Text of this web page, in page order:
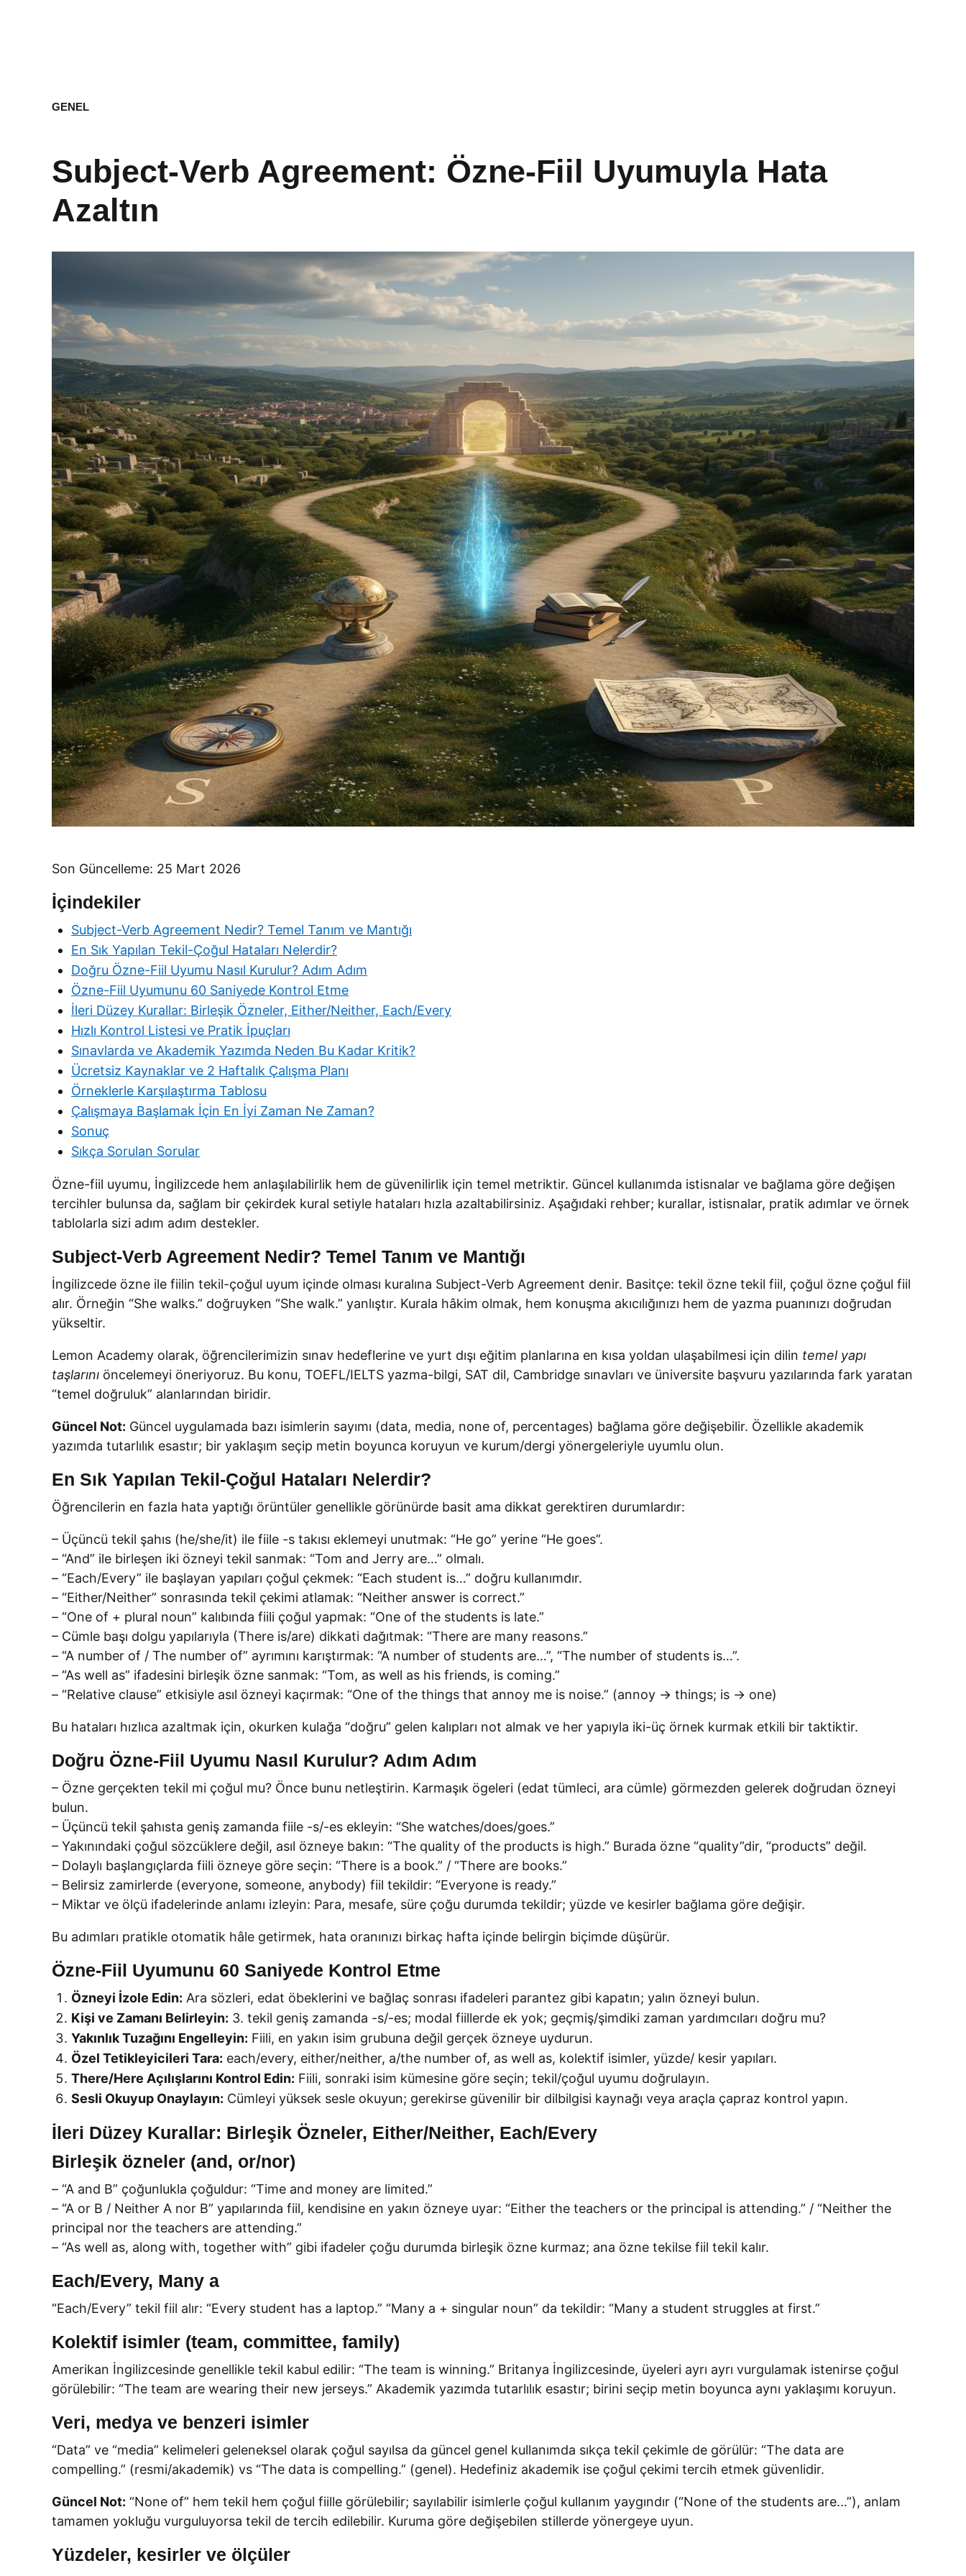
GENEL
Subject-Verb Agreement: Özne-Fiil Uyumuyla Hata
Azaltın
Son Güncelleme: 25 Mart 2026
İçindekiler
Subject-Verb Agreement Nedir? Temel Tanım ve Mantığı
En Sık Yapılan Tekil-Çoğul Hataları Nelerdir?
Doğru Özne-Fiil Uyumu Nasıl Kurulur? Adım Adım
Özne-Fiil Uyumunu 60 Saniyede Kontrol Etme
İleri Düzey Kurallar: Birleşik Özneler, Either/Neither, Each/Every
Hızlı Kontrol Listesi ve Pratik İpuçları
Sınavlarda ve Akademik Yazımda Neden Bu Kadar Kritik?
Ücretsiz Kaynaklar ve 2 Haftalık Çalışma Planı
Örneklerle Karşılaştırma Tablosu
Çalışmaya Başlamak İçin En İyi Zaman Ne Zaman?
Sonuç
Sıkça Sorulan Sorular
Özne-fiil uyumu, İngilizcede hem anlaşılabilirlik hem de güvenilirlik için temel metriktir. Güncel kullanımda istisnalar ve bağlama göre değişen
tercihler bulunsa da, sağlam bir çekirdek kural setiyle hataları hızla azaltabilirsiniz. Aşağıdaki rehber; kurallar, istisnalar, pratik adımlar ve örnek
tablolarla sizi adım adım destekler.
Subject-Verb Agreement Nedir? Temel Tanım ve Mantığı
İngilizcede özne ile fiilin tekil-çoğul uyum içinde olması kuralına Subject-Verb Agreement denir. Basitçe: tekil özne tekil fiil, çoğul özne çoğul fiil
alır. Örneğin “She walks.” doğruyken “She walk.” yanlıştır. Kurala hâkim olmak, hem konuşma akıcılığınızı hem de yazma puanınızı doğrudan
yükseltir.
Lemon Academy olarak, öğrencilerimizin sınav hedeflerine ve yurt dışı eğitim planlarına en kısa yoldan ulaşabilmesi için dilin temel yapı
taşlarını öncelemeyi öneriyoruz. Bu konu, TOEFL/IELTS yazma-bilgi, SAT dil, Cambridge sınavları ve üniversite başvuru yazılarında fark yaratan
“temel doğruluk” alanlarından biridir.
Güncel Not: Güncel uygulamada bazı isimlerin sayımı (data, media, none of, percentages) bağlama göre değişebilir. Özellikle akademik
yazımda tutarlılık esastır; bir yaklaşım seçip metin boyunca koruyun ve kurum/dergi yönergeleriyle uyumlu olun.
En Sık Yapılan Tekil-Çoğul Hataları Nelerdir?
Öğrencilerin en fazla hata yaptığı örüntüler genellikle görünürde basit ama dikkat gerektiren durumlardır:
– Üçüncü tekil şahıs (he/she/it) ile fiile -s takısı eklemeyi unutmak: “He go” yerine “He goes”.
– “And” ile birleşen iki özneyi tekil sanmak: “Tom and Jerry are…” olmalı.
– “Each/Every” ile başlayan yapıları çoğul çekmek: “Each student is…” doğru kullanımdır.
– “Either/Neither” sonrasında tekil çekimi atlamak: “Neither answer is correct.”
– “One of + plural noun” kalıbında fiili çoğul yapmak: “One of the students is late.”
– Cümle başı dolgu yapılarıyla (There is/are) dikkati dağıtmak: “There are many reasons.”
– “A number of / The number of” ayrımını karıştırmak: “A number of students are…”, “The number of students is…”.
– “As well as” ifadesini birleşik özne sanmak: “Tom, as well as his friends, is coming.”
– “Relative clause” etkisiyle asıl özneyi kaçırmak: “One of the things that annoy me is noise.” (annoy → things; is → one)
Bu hataları hızlıca azaltmak için, okurken kulağa “doğru” gelen kalıpları not almak ve her yapıyla iki-üç örnek kurmak etkili bir taktiktir.
Doğru Özne-Fiil Uyumu Nasıl Kurulur? Adım Adım
– Özne gerçekten tekil mi çoğul mu? Önce bunu netleştirin. Karmaşık ögeleri (edat tümleci, ara cümle) görmezden gelerek doğrudan özneyi
bulun.
– Üçüncü tekil şahısta geniş zamanda fiile -s/-es ekleyin: “She watches/does/goes.”
– Yakınındaki çoğul sözcüklere değil, asıl özneye bakın: “The quality of the products is high.” Burada özne “quality”dir, “products” değil.
– Dolaylı başlangıçlarda fiili özneye göre seçin: “There is a book.” / “There are books.”
– Belirsiz zamirlerde (everyone, someone, anybody) fiil tekildir: “Everyone is ready.”
– Miktar ve ölçü ifadelerinde anlamı izleyin: Para, mesafe, süre çoğu durumda tekildir; yüzde ve kesirler bağlama göre değişir.
Bu adımları pratikle otomatik hâle getirmek, hata oranınızı birkaç hafta içinde belirgin biçimde düşürür.
Özne-Fiil Uyumunu 60 Saniyede Kontrol Etme
Özneyi İzole Edin: Ara sözleri, edat öbeklerini ve bağlaç sonrası ifadeleri parantez gibi kapatın; yalın özneyi bulun.
Kişi ve Zamanı Belirleyin: 3. tekil geniş zamanda -s/-es; modal fiillerde ek yok; geçmiş/şimdiki zaman yardımcıları doğru mu?
Yakınlık Tuzağını Engelleyin: Fiili, en yakın isim grubuna değil gerçek özneye uydurun.
Özel Tetikleyicileri Tara: each/every, either/neither, a/the number of, as well as, kolektif isimler, yüzde/ kesir yapıları.
There/Here Açılışlarını Kontrol Edin: Fiili, sonraki isim kümesine göre seçin; tekil/çoğul uyumu doğrulayın.
Sesli Okuyup Onaylayın: Cümleyi yüksek sesle okuyun; gerekirse güvenilir bir dilbilgisi kaynağı veya araçla çapraz kontrol yapın.
İleri Düzey Kurallar: Birleşik Özneler, Either/Neither, Each/Every
Birleşik özneler (and, or/nor)
– “A and B” çoğunlukla çoğuldur: “Time and money are limited.”
– “A or B / Neither A nor B” yapılarında fiil, kendisine en yakın özneye uyar: “Either the teachers or the principal is attending.” / “Neither the
principal nor the teachers are attending.”
– “As well as, along with, together with” gibi ifadeler çoğu durumda birleşik özne kurmaz; ana özne tekilse fiil tekil kalır.
Each/Every, Many a
“Each/Every” tekil fiil alır: “Every student has a laptop.” “Many a + singular noun” da tekildir: “Many a student struggles at first.”
Kolektif isimler (team, committee, family)
Amerikan İngilizcesinde genellikle tekil kabul edilir: “The team is winning.” Britanya İngilizcesinde, üyeleri ayrı ayrı vurgulamak istenirse çoğul
görülebilir: “The team are wearing their new jerseys.” Akademik yazımda tutarlılık esastır; birini seçip metin boyunca aynı yaklaşımı koruyun.
Veri, medya ve benzeri isimler
“Data” ve “media” kelimeleri geleneksel olarak çoğul sayılsa da güncel genel kullanımda sıkça tekil çekimle de görülür: “The data are
compelling.” (resmi/akademik) vs “The data is compelling.” (genel). Hedefiniz akademik ise çoğul çekimi tercih etmek güvenlidir.
Güncel Not: “None of” hem tekil hem çoğul fiille görülebilir; sayılabilir isimlerle çoğul kullanım yaygındır (“None of the students are…”), anlam
tamamen yokluğu vurguluyorsa tekil de tercih edilebilir. Kuruma göre değişebilen stillerde yönergeye uyun.
Yüzdeler, kesirler ve ölçüler